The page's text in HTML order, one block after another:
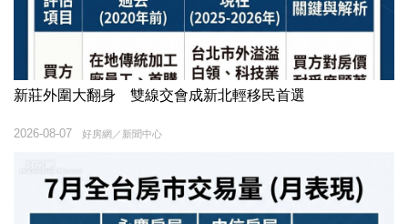
新莊外圍大翻身 雙線交會成新北輕移民首選
好房網／新聞中心
2026-08-07